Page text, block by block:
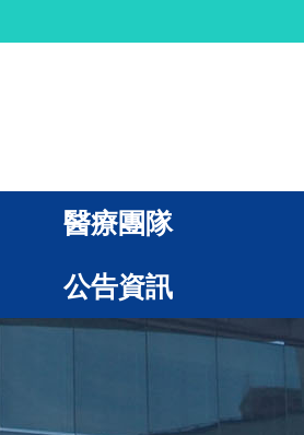
醫療團隊
公告資訊